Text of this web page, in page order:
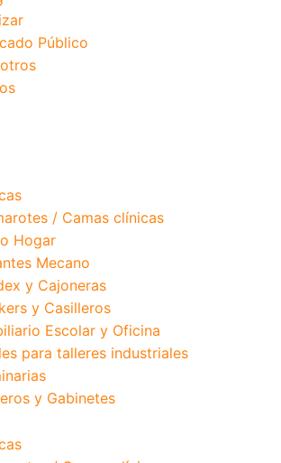
Público
/ Camas clínicas
Hogar
Mecano
y Cajoneras
y Casilleros
Escolar y Oficina
para talleres industriales
y Gabinetes